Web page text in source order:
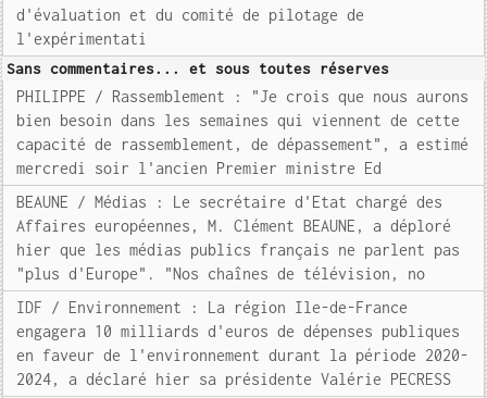
d'évaluation et du comité de pilotage de
l'expérimentati
Sans commentaires... et sous toutes réserves
PHILIPPE / Rassemblement : "Je crois que nous aurons
bien besoin dans les semaines qui viennent de cette
capacité de rassemblement, de dépassement", a estimé
mercredi soir l'ancien Premier ministre Ed
BEAUNE / Médias : Le secrétaire d'Etat chargé des
Affaires européennes, M. Clément BEAUNE, a déploré
hier que les médias publics français ne parlent pas
"plus d'Europe". "Nos chaînes de télévision, no
IDF / Environnement : La région Ile-de-France
engagera 10 milliards d'euros de dépenses publiques
en faveur de l'environnement durant la période 2020-
2024, a déclaré hier sa présidente Valérie PECRESS